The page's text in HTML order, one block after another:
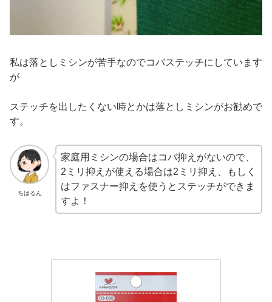
私は落としミシンが苦手なのでコバステッチにしています
が
ステッチを出したくない時とかは落としミシンがお勧めで
す。
ちはるん
家庭用ミシンの場合はコバ抑えがないので、
2ミリ抑えが使える場合は2ミリ抑え、もしく
はファスナー抑えを使うとステッチができま
すよ！